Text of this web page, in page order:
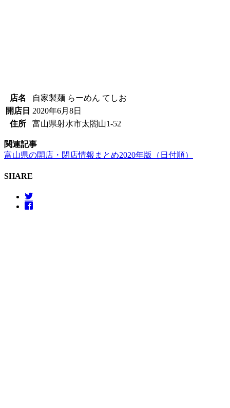
店名
自家製麺 らーめん てしお
開店日 2020年6月8日
住所
富山県射水市太閤山1-52
関連記事
富山県の開店・閉店情報まとめ2020年版（日付順）
SHARE